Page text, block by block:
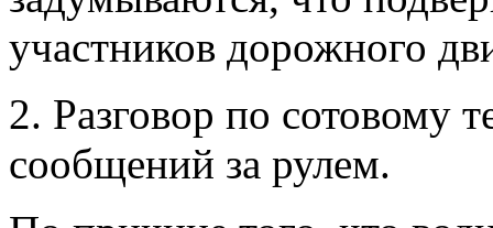
участников дорожного
2. Разговор по сотовому
сообщений за рулем.